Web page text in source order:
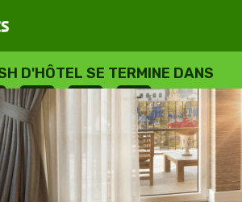
D'HÔTEL SE TERMINE DANS
: --
HEURES
: --
SECONDES